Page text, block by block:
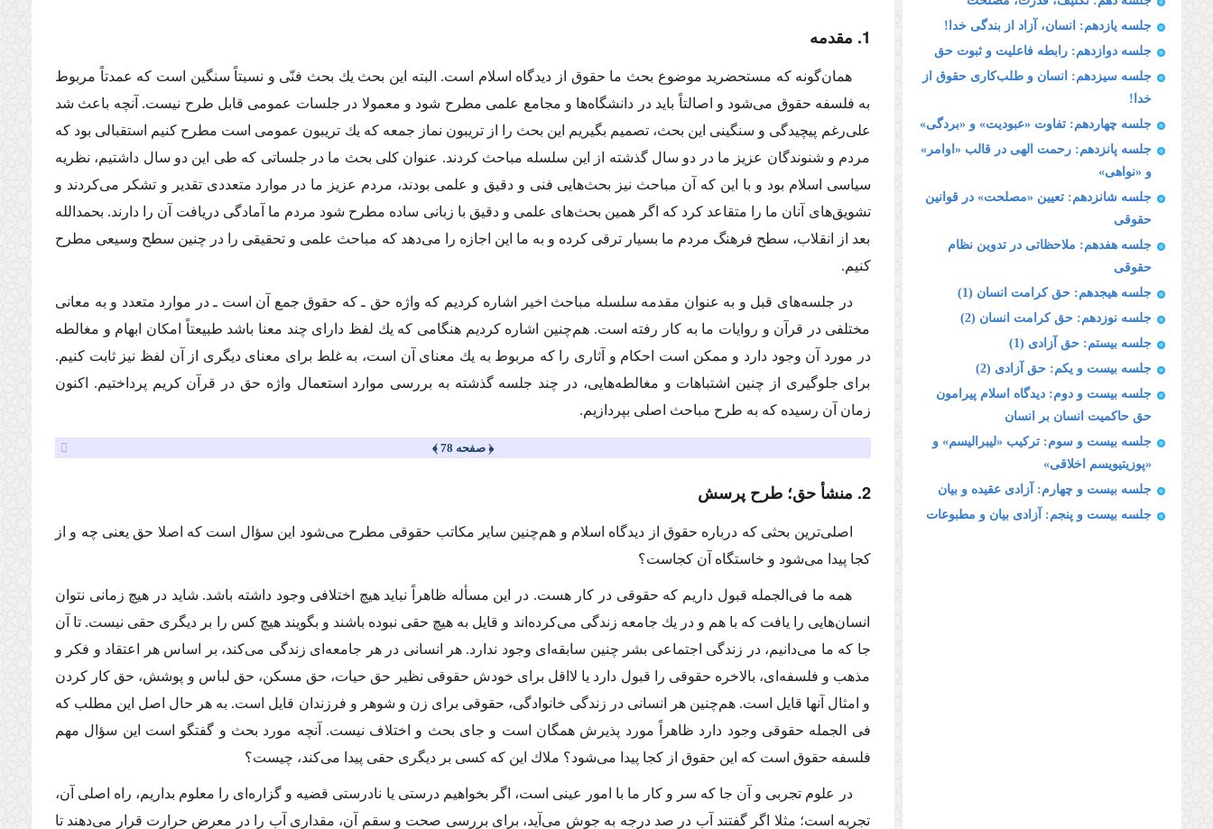
جلسه یازدهم: انسان، آزاد از بندگى خدا!
جلسه دوازدهم: رابطه فاعلیت و ثبوت حق
جلسه سیزدهم: انسان و طلب‌كارى حقوق از
خدا!
جلسه چهاردهم: تفاوت «عبودیت» و «بردگى»
جلسه پانزدهم: رحمت الهى در قالب «اوامر»
و «نواهى»
جلسه شانزدهم: تعیین «مصلحت» در قوانین
حقوقى
جلسه هفدهم: ملاحظاتى در تدوین نظام
حقوقى
جلسه هیجدهم: حق كرامت انسان (1)
جلسه نوزدهم: حق كرامت انسان (2)
جلسه بیستم: حق آزادى (1)
جلسه بیست و یكم: حق آزادى (2)
جلسه بیست و دوم: دیدگاه اسلام پیرامون
حق حاكمیت انسان بر انسان
جلسه بیست و سوم: تركیب «لیبرالیسم» و
«پوزیتیویسم اخلاقى»
جلسه بیست و چهارم: آزادى عقیده و بیان
جلسه بیست و پنجم: آزادى بیان و مطبوعات
1. مقدمه
همان‌گونه كه مستحضرید موضوع بحث ما حقوق از دیدگاه اسلام است. البته این بحث یك بحث فنّى و نسبتاً سنگین است كه عمدتاً مربوط
به فلسفه حقوق مى‌شود و اصالتاً باید در دانشگاه‌ها و مجامع علمى مطرح شود و معمولا در جلسات عمومى قابل طرح نیست. آنچه باعث شد
على‌رغم پیچیدگى و سنگینى این بحث، تصمیم بگیریم این بحث را از تریبون نماز جمعه كه یك تریبون عمومى است مطرح كنیم استقبالى بود كه
مردم و شنوندگان عزیز ما در دو سال گذشته از این سلسله مباحث كردند. عنوان كلى بحث ما در جلساتى كه طى این دو سال داشتیم، نظریه
سیاسى اسلام بود و با این كه آن مباحث نیز بحث‌هایى فنى و دقیق و علمى بودند، مردم عزیز ما در موارد متعددى تقدیر و تشكر مى‌كردند و
تشویق‌هاى آنان ما را متقاعد كرد كه اگر همین بحث‌هاى علمى و دقیق با زبانى ساده مطرح شود مردم ما آمادگى دریافت آن را دارند. بحمدالله
بعد از انقلاب، سطح فرهنگ مردم ما بسیار ترقى كرده و به ما این اجازه را مى‌دهد كه مباحث علمى و تحقیقى را در چنین سطح وسیعى مطرح
كنیم.
در جلسه‌هاى قبل و به عنوان مقدمه سلسله مباحث اخیر اشاره كردیم كه واژه حق ـ كه حقوق جمع آن است ـ در موارد متعدد و به معانى
مختلفى در قرآن و روایات ما به كار رفته است. هم‌چنین اشاره كردیم هنگامى كه یك لفظ داراى چند معنا باشد طبیعتاً امكان ابهام و مغالطه
در مورد آن وجود دارد و ممكن است احكام و آثارى را كه مربوط به یك معناى آن است، به غلط براى معناى دیگرى از آن لفظ نیز ثابت كنیم.
براى جلوگیرى از چنین اشتباهات و مغالطه‌هایى، در چند جلسه گذشته به بررسى موارد استعمال واژه حق در قرآن كریم پرداختیم. اكنون
زمان آن رسیده كه به طرح مباحث اصلى بپردازیم.
﴿ صفحه 78 ﴾
2. منشأ حق؛ طرح پرسش
اصلى‌ترین بحثى كه درباره حقوق از دیدگاه اسلام و هم‌چنین سایر مكاتب حقوقى مطرح مى‌شود این سؤال است كه اصلا حق یعنى چه و از
كجا پیدا مى‌شود و خاستگاه آن كجاست؟
همه ما فى‌الجمله قبول داریم كه حقوقى در كار هست. در این مسأله ظاهراً نباید هیچ اختلافى وجود داشته باشد. شاید در هیچ زمانى نتوان
انسان‌هایى را یافت كه با هم و در یك جامعه زندگى مى‌كرده‌اند و قایل به هیچ حقى نبوده باشند و بگویند هیچ كس را بر دیگرى حقى نیست. تا آن
جا كه ما مى‌دانیم، در زندگى اجتماعى بشر چنین سابقه‌اى وجود ندارد. هر انسانى در هر جامعه‌اى زندگى مى‌كند، بر اساس هر اعتقاد و فكر و
مذهب و فلسفه‌اى، بالاخره حقوقى را قبول دارد یا لااقل براى خودش حقوقى نظیر حق حیات، حق مسكن، حق لباس و پوشش، حق كار كردن
و امثال آنها قایل است. هم‌چنین هر انسانى در زندگى خانوادگى، حقوقى براى زن و شوهر و فرزندان قایل است. به هر حال اصل این مطلب كه
فى الجمله حقوقى وجود دارد ظاهراً مورد پذیرش همگان است و جاى بحث و اختلاف نیست. آنچه مورد بحث و گفتگو است این سؤال مهم
فلسفه حقوق است كه این حقوق از كجا پیدا مى‌شود؟ ملاك این كه كسى بر دیگرى حقى پیدا مى‌كند، چیست؟
در علوم تجربى و آن جا كه سر و كار ما با امور عینى است، اگر بخواهیم درستى یا نادرستى قضیه و گزاره‌اى را معلوم بداریم، راه اصلى آن،
تجربه است؛ مثلا اگر گفتند آب در صد درجه به جوش مى‌آید، براى بررسى صحت و سقم آن، مقدارى آب را در معرض حرارت قرار مى‌دهند تا